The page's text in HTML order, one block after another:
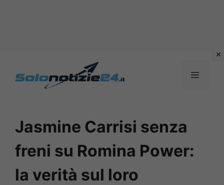
MENU
Jasmine Carrisi senza
freni su Romina Power:
la verità sul loro